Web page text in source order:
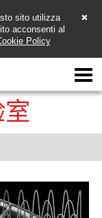
sito utilizza
acconsenti al
Policy
司